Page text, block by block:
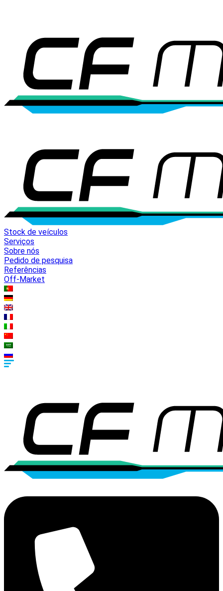
Stock de veículos
Serviços
Sobre nós
Pedido de pesquisa
Referências
Off-Market